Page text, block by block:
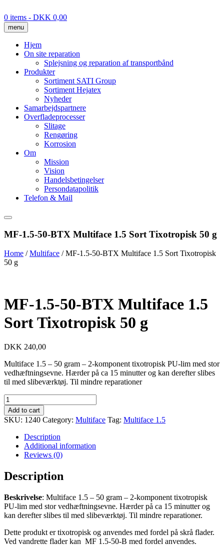
to
content
0 items - DKK 0,00
menu
Hjem
On site reparation
Splejsning og reparation af transportbånd
Produkter
Sortiment SATI Group
Sortiment Hejatex
Nyheder
Samarbejdspartnere
Overfladeprocesser
Slitage
Rengøring
Korrosion
Om
Mission
Vision
Handelsbetingelser
Persondatapolitik
Telefon & Mail
MF-1.5-50-BTX Multiface 1.5 Sort Tixotropisk 50 g
Home /Multiface / MF-1.5-50-BTX Multiface 1.5 Sort Tixotropisk
50 g
MF-1.5-50-BTX Multiface 1.5
Sort Tixotropisk 50 g
DKK 240,00
Multiface 1.5 – 50 gram – 2-komponent tixotropisk PU-lim med stor
vedhæftningsevne. Hærder på ca 15 minutter og kan derefter slibes
til med slibeværktøj. Til mindre reparationer
MF-
1.5-
50-
BTX
Multiface
Sort
Tixotropisk
50
g
Add to cart
SKU: 1240 Category: Multiface Tag: Multiface 1.5
Description
Additional information
Reviews (0)
Description
Beskrivelse: Multiface 1.5 – 50 gram – 2-komponent tixotropisk
PU-lim med stor vedhæftningsevne. Hærder på ca 15 minutter og
kan derefter slibes til med slibeværktøj. Til mindre reparationer.
Dette produkt er tixotropisk og anvendes med fordel på skrå flader.
Ved vandrette flader kan MF 1.5-50-B med fordel anvendes.